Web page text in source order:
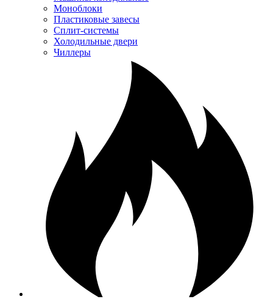
Моноблоки
Пластиковые завесы
Сплит-системы
Холодильные двери
Чиллеры